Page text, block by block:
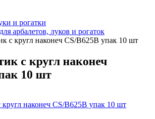
и рогатки
арбалетов, луков и рогаток
с кругл наконеч CS/B625В упак 10 шт
с кругл наконеч
10 шт